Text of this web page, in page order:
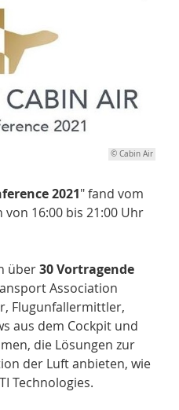
© Cabin Air
2021" fand vom
von 16:00 bis 21:00 Uhr
über30 Vortragende
Association
Flugunfallermittler,
aus dem Cockpit und
die Lösungen zur
der Luft anbieten, wie
Technologies.